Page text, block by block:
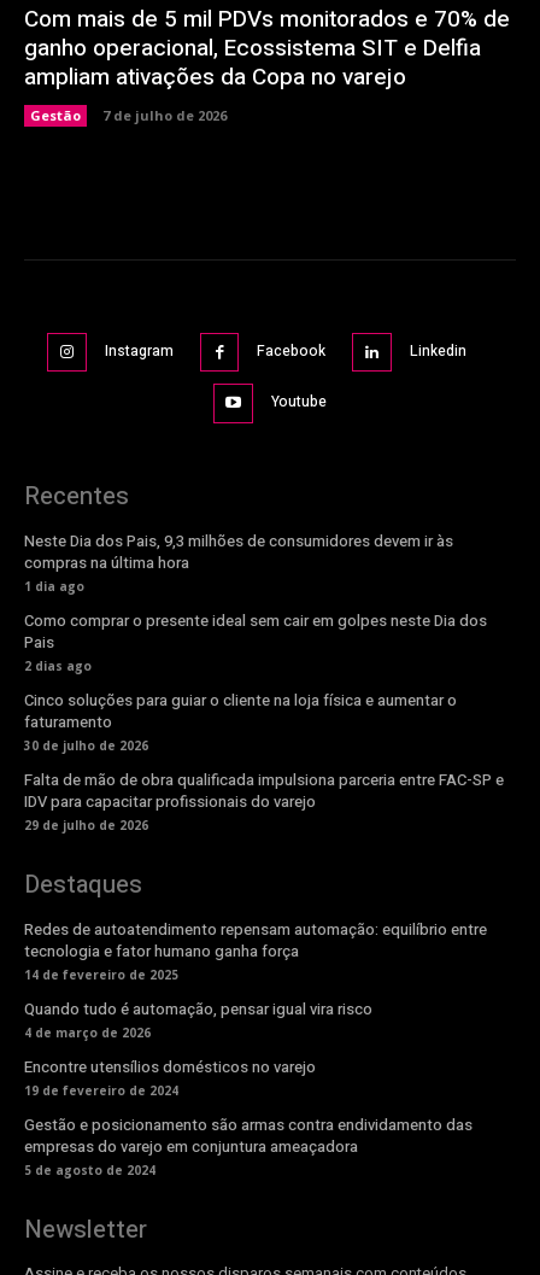
Com mais de 5 mil PDVs monitorados e 70% de
ganho operacional, Ecossistema SIT e Delfia
ampliam ativações da Copa no varejo
Gestão 7 de julho de 2026
Instagram Facebook Linkedin
Youtube
Recentes
Neste Dia dos Pais, 9,3 milhões de consumidores devem ir às
compras na última hora
1 dia ago
Como comprar o presente ideal sem cair em golpes neste Dia dos
Pais
2 dias ago
Cinco soluções para guiar o cliente na loja física e aumentar o
faturamento
30 de julho de 2026
Falta de mão de obra qualificada impulsiona parceria entre FAC-SP e
IDV para capacitar profissionais do varejo
29 de julho de 2026
Destaques
Redes de autoatendimento repensam automação: equilíbrio entre
tecnologia e fator humano ganha força
14 de fevereiro de 2025
Quando tudo é automação, pensar igual vira risco
4 de março de 2026
Encontre utensílios domésticos no varejo
19 de fevereiro de 2024
Gestão e posicionamento são armas contra endividamento das
empresas do varejo em conjuntura ameaçadora
5 de agosto de 2024
Newsletter